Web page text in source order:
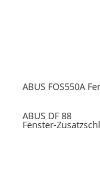
ABUS FOS550A
ABUS DF 88
Fenster-